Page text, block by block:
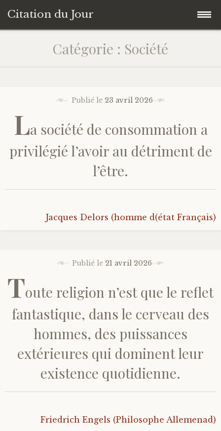
Citation du Jour
contenu
Savoir-être
Connaissance de soi
Mission de vie
Altruisme
Société
Catégorie : Société
Publié le 23 avril 2026
La société de consommation a
privilégié l’avoir au détriment de
l’être.
Jacques Delors (homme d(état Français)
Publié le 21 avril 2026
Toute religion n’est que le reflet
fantastique, dans le cerveau des
hommes, des puissances
extérieures qui dominent leur
existence quotidienne.
Friedrich Engels (Philosophe Allemenad)